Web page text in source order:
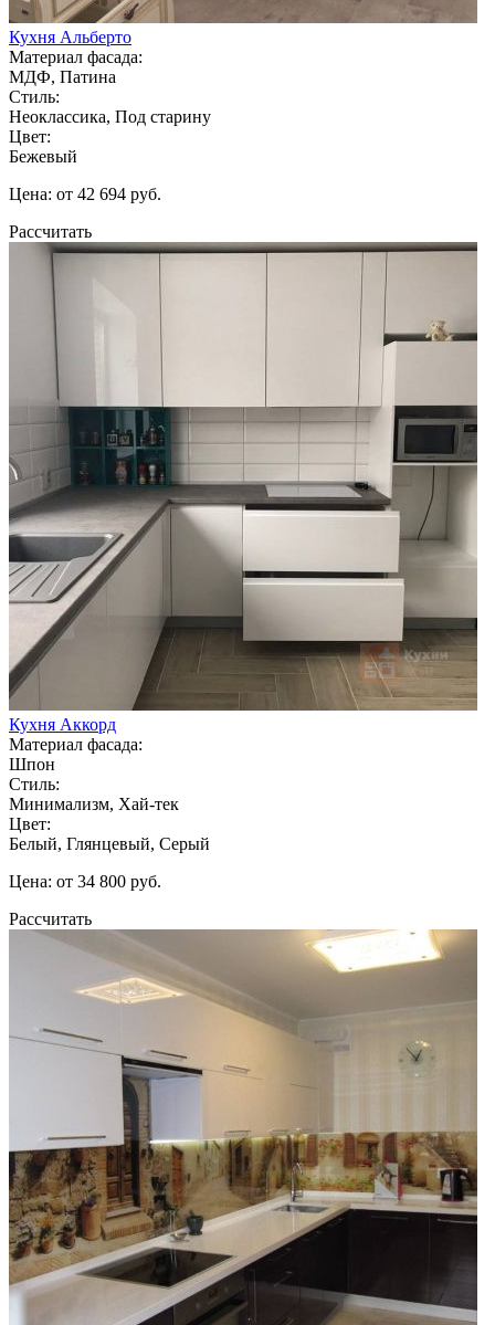
Кухня Альберто
Материал фасада:
МДФ, Патина
Стиль:
Неоклассика, Под старину
Цвет:
Бежевый
Цена: от 42 694 руб.
Рассчитать
Кухня Аккорд
Материал фасада:
Шпон
Стиль:
Минимализм, Хай-тек
Цвет:
Белый, Глянцевый, Серый
Цена: от 34 800 руб.
Рассчитать